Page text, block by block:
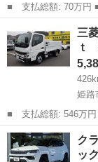
■ 支払総額: 70万円 ■ 車両本体価格： 499,000 円 ■ メーカー
名： スマート ■ 車
名： パッション 正
ール シートヒータ...
姫路市
三
ｔ
姫路
■ 支払総額: 546万円 ■ 車両本体価格： 5,380,000 円 ■ メーカー
名： 三菱ふそう ■
グ全低床 積載２ｔ
減ブレーキ...
兵庫 姫路市
ク
ッ